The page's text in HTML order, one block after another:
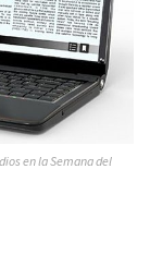
en la Semana del